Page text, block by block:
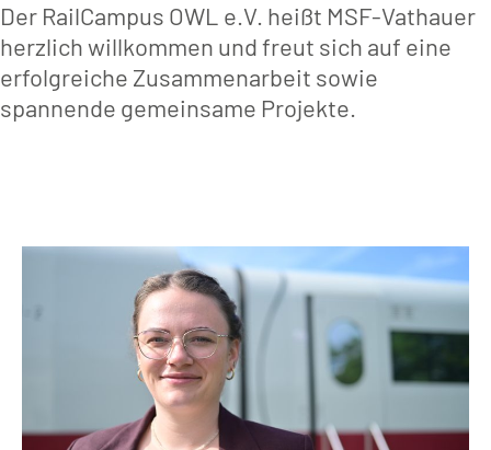
Der RailCampus OWL e.V. heißt MSF-Vathauer
herzlich willkommen und freut sich auf eine
erfolgreiche Zusammenarbeit sowie
spannende gemeinsame Projekte.